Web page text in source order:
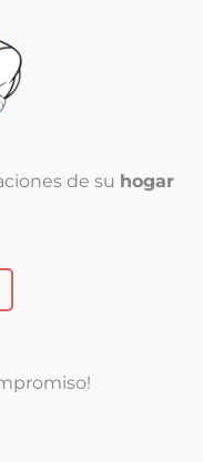
de su hogar